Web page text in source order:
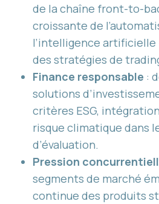
de la chaîne front-to-
croissante de
l’intelligence artificielle
des stratégies de
Finance responsable :
solutions
critères ESG,
risque climatique dans
d’évaluation.
Pression
segments de marché
continue des produits